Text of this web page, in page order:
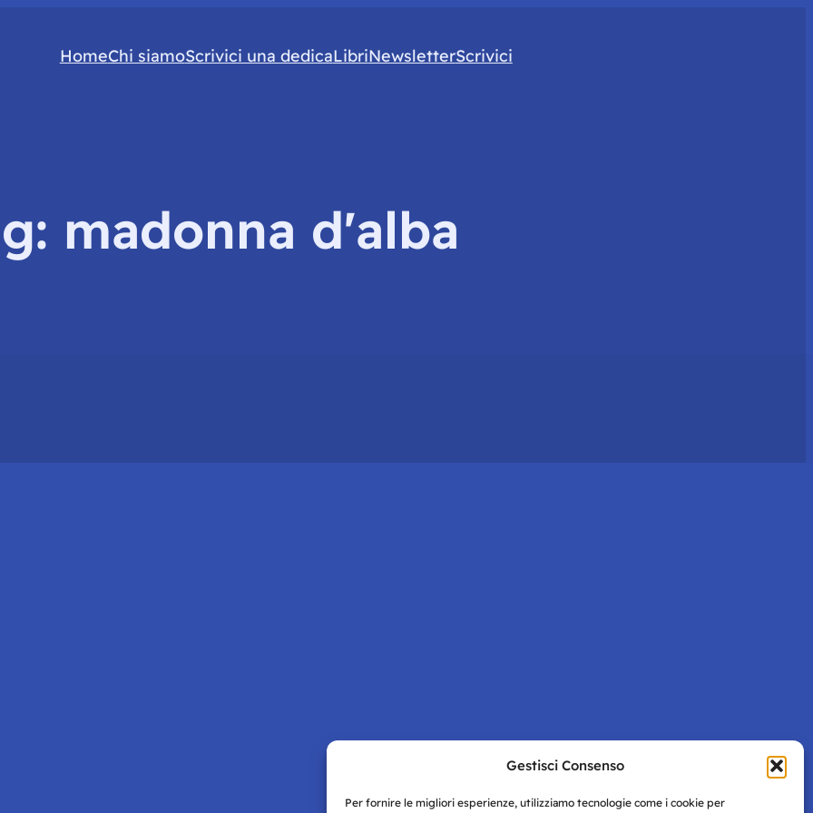
Gestisci Consenso
Per fornire le migliori esperienze, utilizziamo tecnologie come i cookie per
HomeChi siamoScrivici una dedicaLibriNewsletterScrivici
madonna d'alba